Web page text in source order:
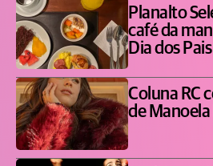
Planalto
café da
Dia dos Pais
Coluna RC
de